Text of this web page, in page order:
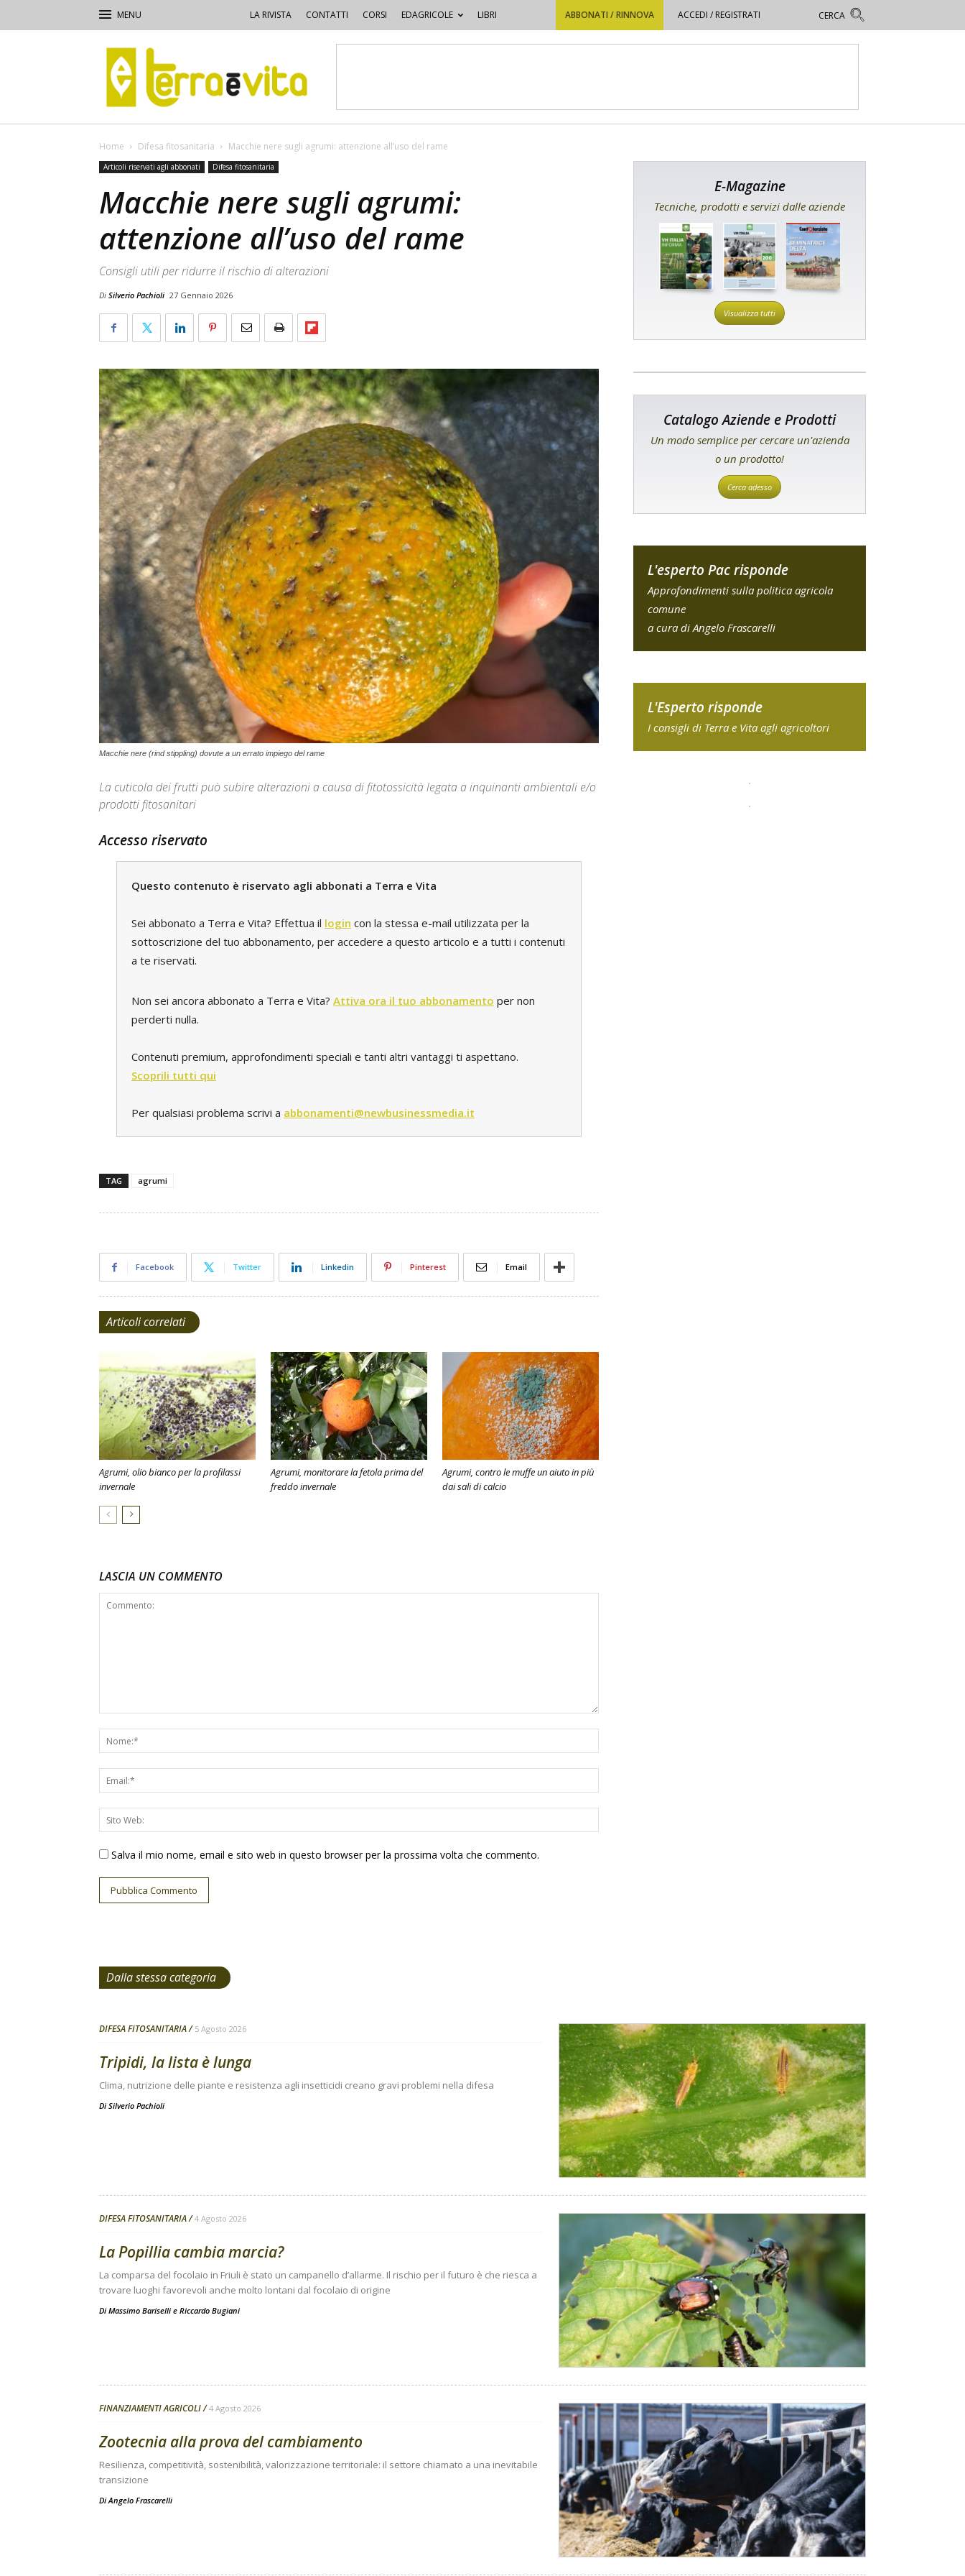
LA RIVISTA CONTATTI CORSI EDAGRICOLE LIBRI ABBONATI / RINNOVA ACCEDI / REGISTRATI
Terra
e
Vita
Home Difesa fitosanitaria Macchie nere sugli agrumi: attenzione all’uso del rame
Articoli riservati agli abbonati Difesa fitosanitaria
Macchie nere sugli agrumi:
attenzione all’uso del rame
Consigli utili per ridurre il rischio di alterazioni
Di Silverio Pachioli 27 Gennaio 2026
Macchie nere (rind stippling) dovute a un errato impiego del rame
La cuticola dei frutti può subire alterazioni a causa di fitotossicità legata a inquinanti ambientali e/o
prodotti fitosanitari
Accesso riservato
Questo contenuto è riservato agli abbonati a Terra e Vita
Sei abbonato a Terra e Vita? Effettua il login con la stessa e-mail utilizzata per la
sottoscrizione del tuo abbonamento, per accedere a questo articolo e a tutti i contenuti
a te riservati.
Non sei ancora abbonato a Terra e Vita? Attiva ora il tuo abbonamento per non
perderti nulla.
Contenuti premium, approfondimenti speciali e tanti altri vantaggi ti aspettano.
Scoprili tutti qui
Per qualsiasi problema scrivi a abbonamenti@newbusinessmedia.it
TAG agrumi
Facebook Twitter Linkedin Pinterest Email
Articoli correlati
Agrumi, olio bianco per la profilassi
invernale
Agrumi, monitorare la fetola prima del
freddo invernale
Agrumi, contro le muffe un aiuto in più
dai sali di calcio
LASCIA UN COMMENTO
Salva il mio nome, email e sito web in questo browser per la prossima volta che commento.
E-Magazine
Tecniche, prodotti e servizi dalle aziende
Visualizza tutti
Catalogo Aziende e Prodotti
Un modo semplice per cercare un'azienda
o un prodotto!
Cerca adesso
L'esperto Pac risponde
Approfondimenti sulla politica agricola
comune
a cura di Angelo Frascarelli
L'Esperto risponde
I consigli di Terra e Vita agli agricoltori
Dalla stessa categoria
DIFESA FITOSANITARIA 5 Agosto 2026
Tripidi, la lista è lunga
Clima, nutrizione delle piante e resistenza agli insetticidi creano gravi problemi nella difesa
Di Silverio Pachioli
DIFESA FITOSANITARIA 4 Agosto 2026
La Popillia cambia marcia?
La comparsa del focolaio in Friuli è stato un campanello d’allarme. Il rischio per il futuro è che riesca a
trovare luoghi favorevoli anche molto lontani dal focolaio di origine
Di Massimo Bariselli e Riccardo Bugiani
FINANZIAMENTI AGRICOLI 4 Agosto 2026
Zootecnia alla prova del cambiamento
Resilienza, competitività, sostenibilità, valorizzazione territoriale: il settore chiamato a una inevitabile
transizione
DiAngelo Frascarelli